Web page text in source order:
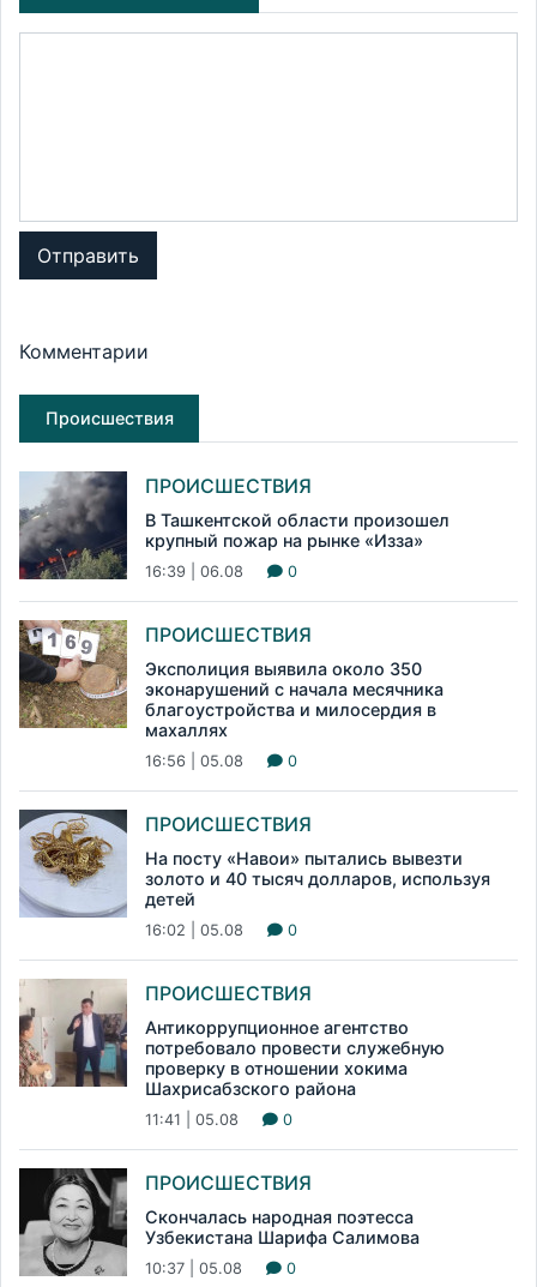
Отправить
Комментарии
Происшествия
ПРОИСШЕСТВИЯ
В Ташкентской области произошел
крупный пожар на рынке «Изза»
16:39 | 06.08 0
ПРОИСШЕСТВИЯ
Эксполиция выявила около 350
эконарушений с начала месячника
благоустройства и милосердия в
махаллях
16:56 | 05.08 0
ПРОИСШЕСТВИЯ
На посту «Навои» пытались вывезти
золото и 40 тысяч долларов, используя
детей
16:02 | 05.08 0
ПРОИСШЕСТВИЯ
Антикоррупционное агентство
потребовало провести служебную
проверку в отношении хокима
Шахрисабзского района
11:41 | 05.08 0
ПРОИСШЕСТВИЯ
Скончалась народная поэтесса
Узбекистана Шарифа Салимова
10:37 | 05.08 0